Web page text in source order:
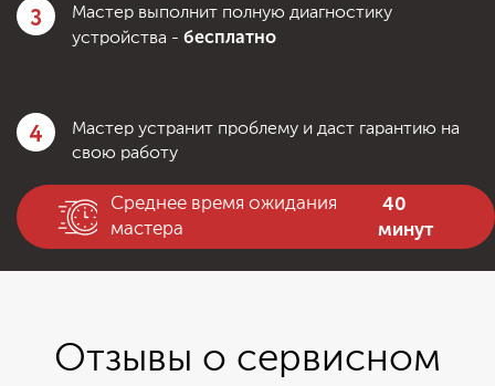
3
Мастер выполнит полную диагностику
устройства - бесплатно
4
Мастер устранит проблему и даст гарантию на
свою работу
Среднее время ожидания
мастера
40
минут
Отзывы о сервисном